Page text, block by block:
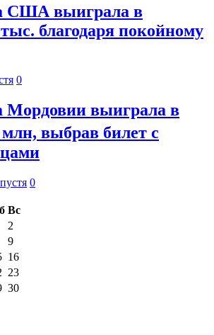
США выиграла в
благодаря покойному
0
выиграла в
выбрав билет с
0
Вс
2
9
16
23
30